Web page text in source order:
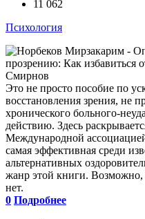
11 062
Психология
Это не просто пособие по
восстановления зрения, не
хронического больного-
действию. Здесь
Международной
самая эффективная среди
альтернативных
жанр этой книги. Возможно,
нет.
0 Подробнее